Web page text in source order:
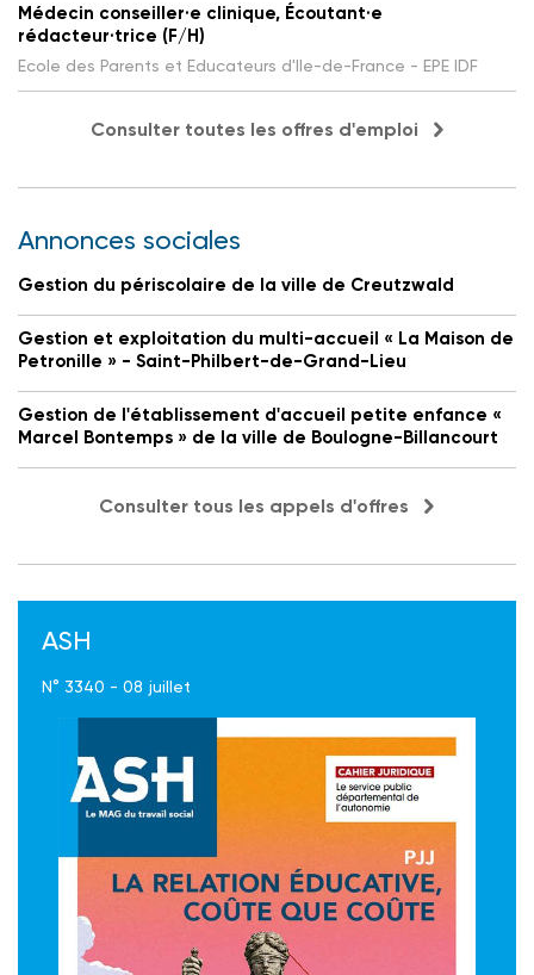
Médecin conseiller·e clinique, Écoutant·e
rédacteur·trice (F/H)
Ecole des Parents et Educateurs d'Ile-de-France - EPE IDF
Consulter toutes les offres d'emploi
Annonces sociales
Gestion du périscolaire de la ville de Creutzwald
Gestion et exploitation du multi-accueil « La Maison de
Petronille » - Saint-Philbert-de-Grand-Lieu
Gestion de l'établissement d'accueil petite enfance «
Marcel Bontemps » de la ville de Boulogne-Billancourt
Consulter tous les appels d'offres
ASH
N° 3340 - 08 juillet